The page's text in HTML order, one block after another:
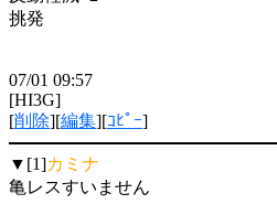
挑発
07/01 09:57
[HI3G]
[削除][編集][ｺﾋﾟｰ]
▼[1]カミナ
亀レスすいません